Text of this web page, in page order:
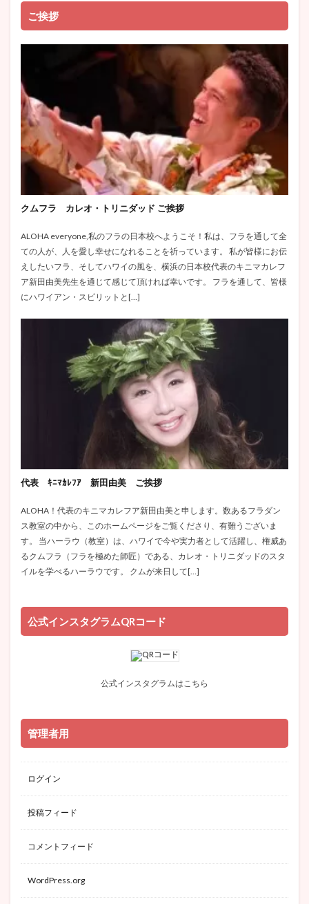
ご挨拶
クムフラ カレオ・トリニダッド ご挨拶
ALOHA everyone,私のフラの日本校へようこそ！私は、フラを通して全
ての人が、人を愛し幸せになれることを祈っています。 私が皆様にお伝
えしたいフラ、そしてハワイの風を、横浜の日本校代表のキニマカレフ
ア新田由美先生を通じて感じて頂ければ幸いです。 フラを通して、皆様
にハワイアン・スピリットと[…]
代表 ｷﾆﾏｶﾚﾌｱ 新田由美 ご挨拶
ALOHA！代表のキニマカレフア新田由美と申します。数あるフラダン
ス教室の中から、このホームページをご覧くださり、有難うございま
す。 当ハーラウ（教室）は、ハワイで今や実力者として活躍し、権威あ
るクムフラ（フラを極めた師匠）である、カレオ・トリニダッドのスタ
イルを学べるハーラウです。 クムが来日して[…]
公式インスタグラムQRコード
公式インスタグラムはこちら
管理者用
ログイン
投稿フィード
コメントフィード
WordPress.org